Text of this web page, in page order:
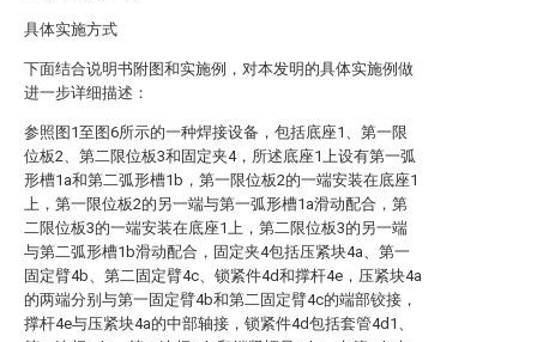
具体实施方式
下面结合说明书附图和实施例，对本发明的具体实施例做
进一步详细描述：
参照图1至图6所示的一种焊接设备，包括底座1、第一限
位板2、第二限位板3和固定夹4，所述底座1上设有第一弧
形槽1a和第二弧形槽1b，第一限位板2的一端安装在底座1
上，第一限位板2的另一端与第一弧形槽1a滑动配合，第
二限位板3的一端安装在底座1上，第二限位板3的另一端
与第二弧形槽1b滑动配合，固定夹4包括压紧块4a、第一
固定臂4b、第二固定臂4c、锁紧件4d和撑杆4e，压紧块4a
的两端分别与第一固定臂4b和第二固定臂4c的端部铰接，
撑杆4e与压紧块4a的中部轴接，锁紧件4d包括套管4d1、